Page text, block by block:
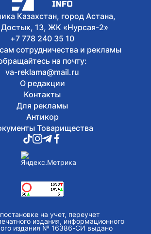
Казахстан, город Астана,
Достык, 13, ЖК «Нурсая-2»
+7 778 240 35 10
сотрудничества и рекламы
на почту:
va-reklama@mail.ru
О редакции
Контакты
Для рекламы
Антикор
Товарищества
на учет, переучет
издания, информационного
издания № 16386-СИ выдано